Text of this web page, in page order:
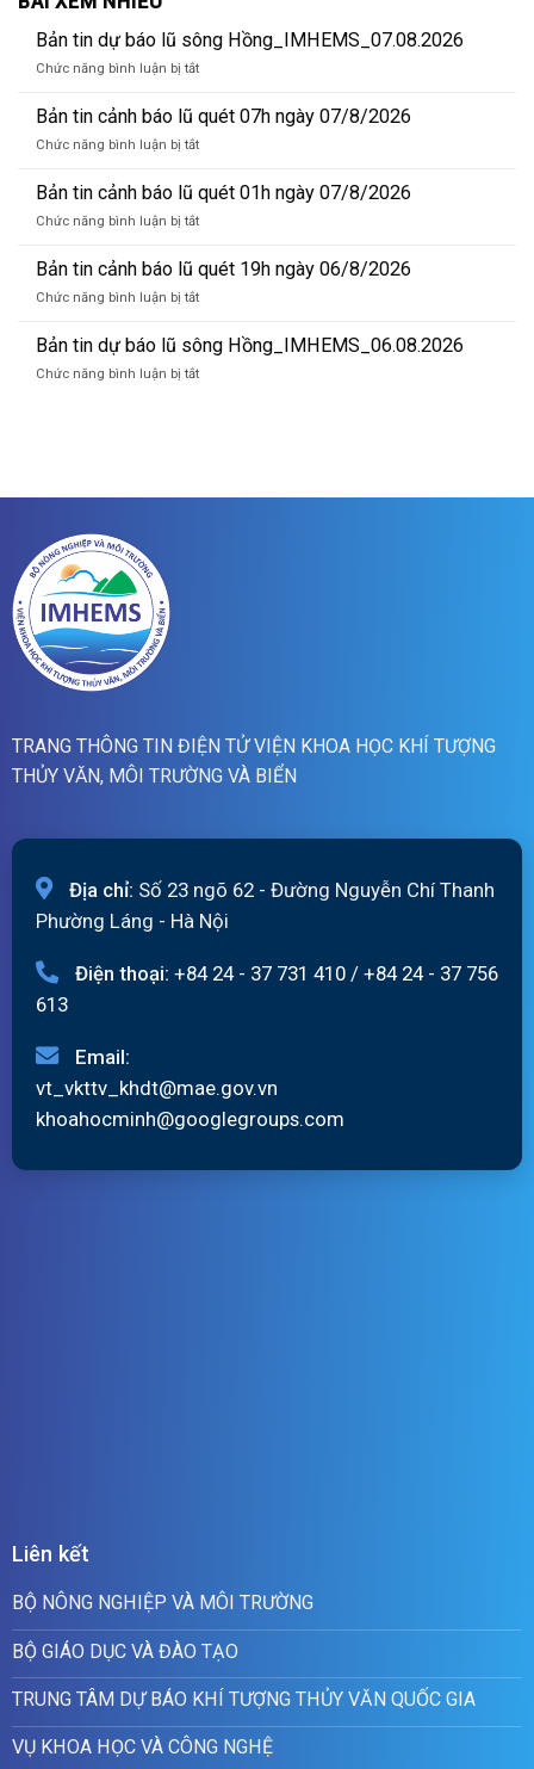
Bản tin dự báo lũ sông Hồng_IMHEMS_07.08.2026
Chức năng bình luận bị tắtở
tin
dự
báo
sông
Hồng_IMHEMS_07.08.2026
Bản tin cảnh báo lũ quét 07h ngày 07/8/2026
Chức năng bình luận bị tắtở
tin
cảnh
báo
quét
07h
07/8/2026
Bản tin cảnh báo lũ quét 01h ngày 07/8/2026
Chức năng bình luận bị tắtở
tin
cảnh
báo
quét
01h
Bản tin cảnh báo lũ quét 19h ngày 06/8/2026
Chức năng bình luận bị tắtở
tin
cảnh
báo
Bản tin dự báo lũ sông Hồng_IMHEMS_06.08.2026
Chức năng bình luận bị tắtở
sông
TRANG THÔNG TIN ĐIỆN TỬ VIỆN KHOA HỌC KHÍ TƯỢNG
THỦY VĂN, MÔI TRƯỜNG VÀ BIỂN
Địa chỉ: Số 23 ngõ 62 - Đường Nguyễn Chí Thanh
Phường Láng - Hà Nội
Điện thoại: +84 24 - 37 731 410 / +84 24 - 37 756
613
Email:
vt_vkttv_khdt@mae.gov.vn
khoahocminh@googlegroups.com
Liên kết
BỘ NÔNG NGHIỆP VÀ MÔI TRƯỜNG
BỘ GIÁO DỤC VÀ ĐÀO TẠO
TRUNG TÂM DỰ BÁO KHÍ TƯỢNG THỦY VĂN QUỐC GIA
VỤ KHOA HỌC VÀ CÔNG NGHỆ